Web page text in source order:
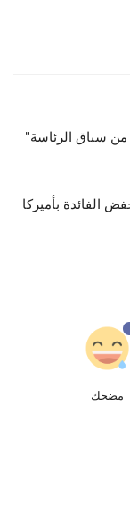
من سباق الرئاسة"
الفائدة بأميركا
مضحك